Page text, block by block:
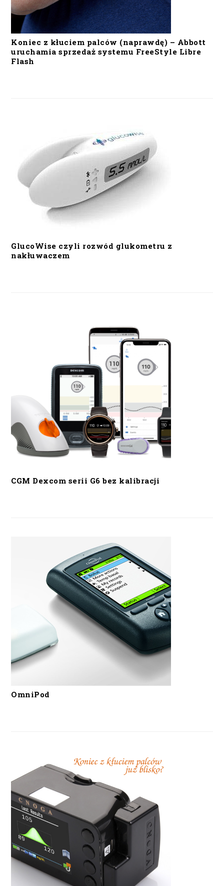
Koniec z kłuciem palców (naprawdę) – Abbott
uruchamia sprzedaż systemu FreeStyle Libre
Flash
GlucoWise czyli rozwód glukometru z
nakłuwaczem
CGM Dexcom serii G6 bez kalibracji
OmniPod